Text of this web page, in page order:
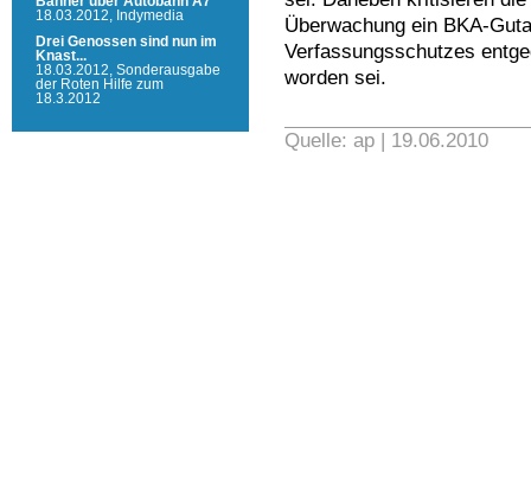
Überwachung ein BKA-
Verfassungsschutzes
worden sei.
Quelle: ap | 19.06.2010
18.03.2012,
Indymedia
Drei Genossen sind nun im
Knast...
18.03.2012, Sonderausgabe
der Roten Hilfe zum
18.3.2012